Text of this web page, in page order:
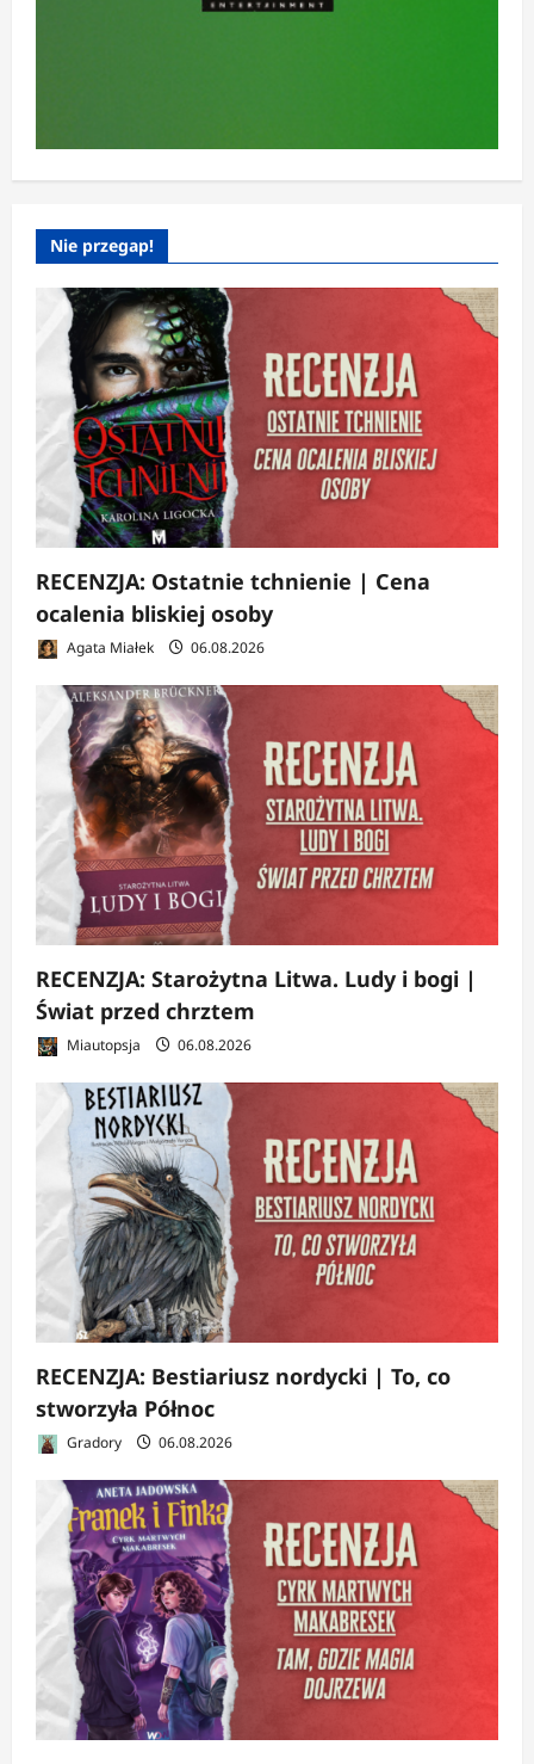
Nie przegap!
RECENZJA: Ostatnie tchnienie | Cena
ocalenia bliskiej osoby
Agata Miałek 06.08.2026
RECENZJA: Starożytna Litwa. Ludy i bogi |
Świat przed chrztem
Miautopsja 06.08.2026
RECENZJA: Bestiariusz nordycki | To, co
stworzyła Północ
Gradory 06.08.2026